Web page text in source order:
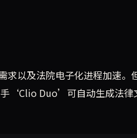
求以及法院电子化进程加速。
手‘Clio Duo’可自动生成法律